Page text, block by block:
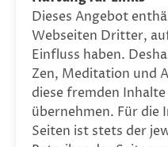
Dieses Angebot
Webseiten Dritter,
Einfluss haben.
Zen, Meditation und
diese fremden
übernehmen. Für die
Seiten ist stets der